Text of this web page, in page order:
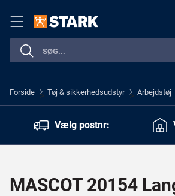
Forside > Tøj & sikkerhedsudstyr > Arbejdstøj
Vælg postnr:
MASCOT 20154